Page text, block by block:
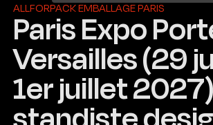
Paris Expo
Versailles (29
1er juillet
standiste
ALLFORPACK EMBALLAGE PARIS